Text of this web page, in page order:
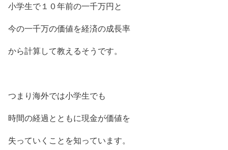
小学生で１０年前の一千万円と
今の一千万の価値を経済の成長率
から計算して教えるそうです。
つまり海外では小学生でも
時間の経過とともに現金が価値を
失っていくことを知っています。